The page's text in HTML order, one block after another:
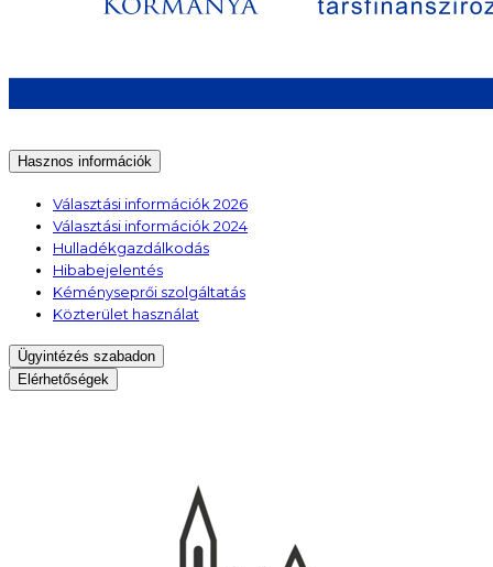
Hasznos információk
Választási információk 2026
Választási információk 2024
Hulladékgazdálkodás
Hibabejelentés
Kéményseprői szolgáltatás
Közterület használat
Ügyintézés szabadon
Elérhetőségek